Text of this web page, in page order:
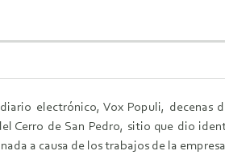
electrónico, Vox Populi, decenas
de San Pedro, sitio que dio
a causa de los trabajos de la